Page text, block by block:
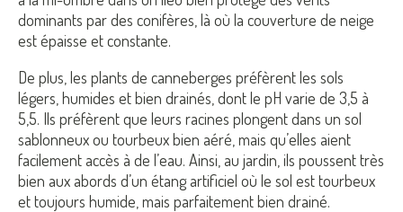
dominants par des conifères, là où la couverture de neige
est épaisse et constante.
De plus, les plants de canneberges préfèrent les sols
légers, humides et bien drainés, dont le pH varie de 3,5 à
5,5. Ils préfèrent que leurs racines plongent dans un sol
sablonneux ou tourbeux bien aéré, mais qu’elles aient
facilement accès à de l’eau. Ainsi, au jardin, ils poussent très
bien aux abords d’un étang artificiel où le sol est tourbeux
et toujours humide, mais parfaitement bien drainé.